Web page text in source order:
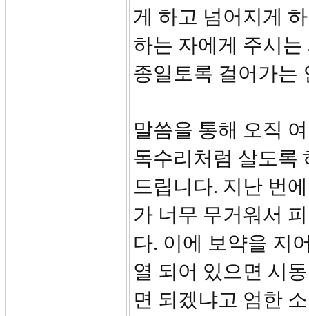
게 하고 넘어지게
하는 자에게 주시
종일토록 걸어가는
말씀을 통해 오직
독수리처럼 살도록
드립니다. 지난 번
가 너무 무거워서
다. 이에 보약을 지
열 되어 있으면 시
면 되겠냐고 엄한